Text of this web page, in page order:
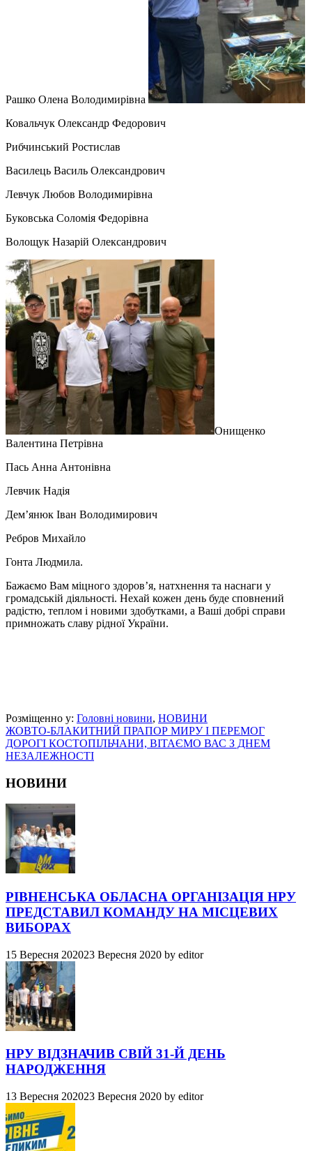
Рашко Олена Володимирівна
Ковальчук Олександр Федорович
Рибчинський Ростислав
Василець Василь Олександрович
Левчук Любов Володимирівна
Буковська Соломія Федорівна
Волощук Назарій Олександрович
Онищенко
Валентина Петрівна
Пась Анна Антонівна
Левчик Надія
Дем’янюк Іван Володимирович
Ребров Михайло
Гонта Людмила.
Бажаємо Вам міцного здоров’я, натхнення та наснаги у
громадській діяльності. Нехай кожен день буде сповнений
радістю, теплом і новими здобутками, а Ваші добрі справи
примножать славу рідної України.
Розміщенно у: Головні новини, НОВИНИ
ЖОВТО-БЛАКИТНИЙ ПРАПОР МИРУ І ПЕРЕМОГ
ДОРОГІ КОСТОПІЛЬЧАНИ, ВІТАЄМО ВАС З ДНЕМ
НЕЗАЛЕЖНОСТІ
НОВИНИ
РІВНЕНСЬКА ОБЛАСНА ОРГАНІЗАЦІЯ НРУ
ПРЕДСТАВИЛ КОМАНДУ НА МІСЦЕВИХ
ВИБОРАХ
15 Вересня 202023 Вересня 2020 by editor
НРУ ВІДЗНАЧИВ СВІЙ 31-Й ДЕНЬ
НАРОДЖЕННЯ
13 Вересня 202023 Вересня 2020 by editor